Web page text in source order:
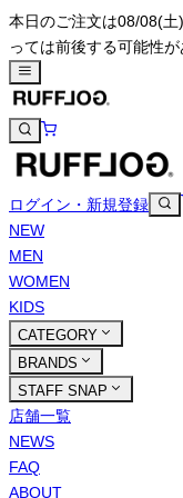
本日のご注文は08/08(土
っては前後する可能性
ログイン・新規登録
NEW
MEN
WOMEN
KIDS
CATEGORY
BRANDS
STAFF SNAP
店舗一覧
NEWS
FAQ
ABOUT